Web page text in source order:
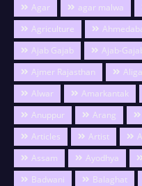
Agar
agar malwa
Agriculture
Ajab Gajab
Ajab-
Ajmer Rajasthan
Alwar
Amarkantak
Anuppur
Arang
Articles
Artist
Assam
Ayodhya
Badwani
Balaghat